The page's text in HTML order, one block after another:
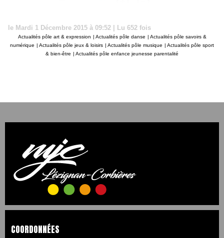
le Mardi 1 Décembre 2015 à 09:52 | Lu 652 fois
Actualités pôle art & expression | Actualités pôle danse | Actualités pôle savoirs &
numérique | Actualités pôle jeux & loisirs | Actualités pôle musique | Actualités pôle sport
& bien-être | Actualités pôle enfance jeunesse parentalité
COORDONNÉES